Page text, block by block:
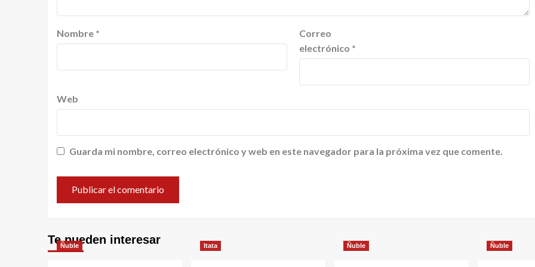
Nombre *
Correo
electrónico *
Web
Guarda mi nombre, correo electrónico y web en este navegador para la próxima vez que comente.
Te pueden interesar
Ñuble Itata Ñuble Ñuble